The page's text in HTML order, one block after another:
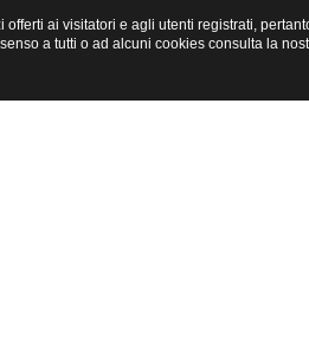
ai visitatori e agli utenti registrati,
a tutti o ad alcuni cookies consulta la